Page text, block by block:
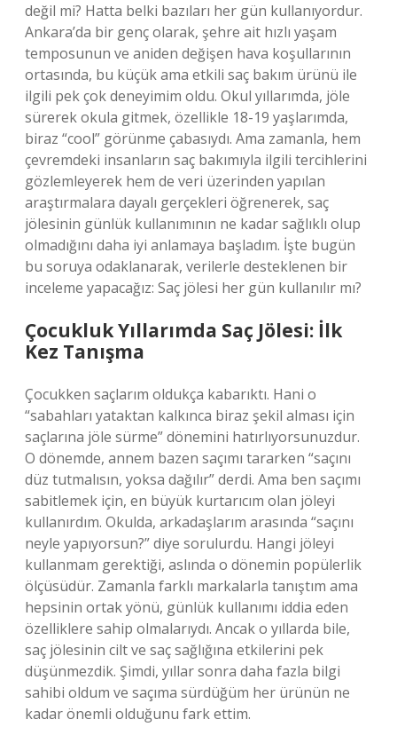
değil mi? Hatta belki bazıları her gün kullanıyordur.
Ankara’da bir genç olarak, şehre ait hızlı yaşam
temposunun ve aniden değişen hava koşullarının
ortasında, bu küçük ama etkili saç bakım ürünü ile
ilgili pek çok deneyimim oldu. Okul yıllarımda, jöle
sürerek okula gitmek, özellikle 18-19 yaşlarımda,
biraz “cool” görünme çabasıydı. Ama zamanla, hem
çevremdeki insanların saç bakımıyla ilgili tercihlerini
gözlemleyerek hem de veri üzerinden yapılan
araştırmalara dayalı gerçekleri öğrenerek, saç
jölesinin günlük kullanımının ne kadar sağlıklı olup
olmadığını daha iyi anlamaya başladım. İşte bugün
bu soruya odaklanarak, verilerle desteklenen bir
inceleme yapacağız: Saç jölesi her gün kullanılır mı?
Çocukluk Yıllarımda Saç Jölesi: İlk
Kez Tanışma
Çocukken saçlarım oldukça kabarıktı. Hani o
“sabahları yataktan kalkınca biraz şekil alması için
saçlarına jöle sürme” dönemini hatırlıyorsunuzdur.
O dönemde, annem bazen saçımı tararken “saçını
düz tutmalısın, yoksa dağılır” derdi. Ama ben saçımı
sabitlemek için, en büyük kurtarıcım olan jöleyi
kullanırdım. Okulda, arkadaşlarım arasında “saçını
neyle yapıyorsun?” diye sorulurdu. Hangi jöleyi
kullanmam gerektiği, aslında o dönemin popülerlik
ölçüsüdür. Zamanla farklı markalarla tanıştım ama
hepsinin ortak yönü, günlük kullanımı iddia eden
özelliklere sahip olmalarıydı. Ancak o yıllarda bile,
saç jölesinin cilt ve saç sağlığına etkilerini pek
düşünmezdik. Şimdi, yıllar sonra daha fazla bilgi
sahibi oldum ve saçıma sürdüğüm her ürünün ne
kadar önemli olduğunu fark ettim.